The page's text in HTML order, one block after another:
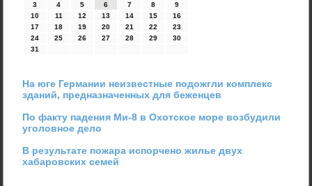
3
4 5 6 7 8
9
10
11 12 13 14 15
16
17
18 19 20 21 22
23
24
25 26 27 28 29
30
31
На юге Германии неизвестные подожгли комплекс
зданий, предназначенных для беженцев
По факту падения Ми-8 в Охотское море возбудили
уголовное дело
В результате пожара испорчено жилье двух
хабаровских семей